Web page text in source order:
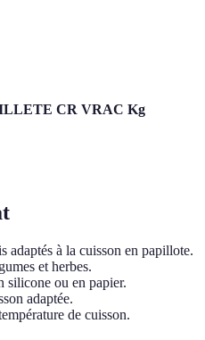
CR VRAC Kg
adaptés à la cuisson en papillote.
et herbes.
silicone ou en papier.
adaptée.
de cuisson.